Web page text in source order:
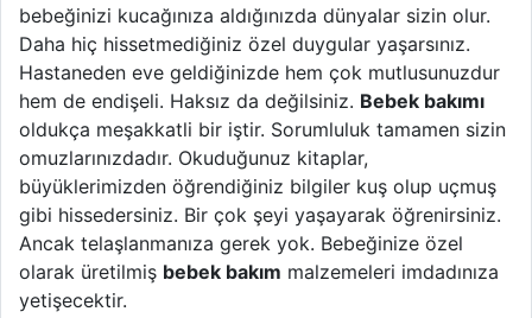
bebeğinizi kucağınıza aldığınızda dünyalar sizin olur.
Daha hiç hissetmediğiniz özel duygular yaşarsınız.
Hastaneden eve geldiğinizde hem çok mutlusunuzdur
hem de endişeli. Haksız da değilsiniz. Bebek bakımı
oldukça meşakkatli bir iştir. Sorumluluk tamamen sizin
omuzlarınızdadır. Okuduğunuz kitaplar,
büyüklerimizden öğrendiğiniz bilgiler kuş olup uçmuş
gibi hissedersiniz. Bir çok şeyi yaşayarak öğrenirsiniz.
Ancak telaşlanmanıza gerek yok. Bebeğinize özel
olarak üretilmiş bebek bakım malzemeleri imdadınıza
yetişecektir.